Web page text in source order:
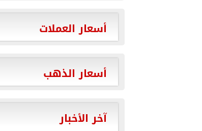
أسعار العملات
أسعار الذهب
آخر الأخبار